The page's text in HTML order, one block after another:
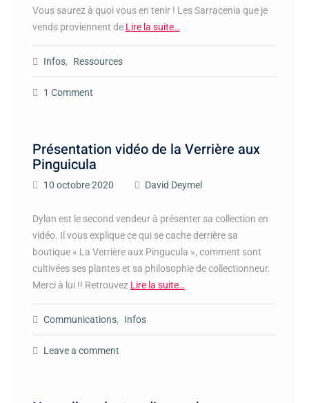
Vous saurez à quoi vous en tenir ! Les Sarracenia que je
vends proviennent de Lire la suite…
Infos, Ressources
1 Comment
Présentation vidéo de la Verrière aux
Pinguicula
10 octobre 2020 David Deymel
Dylan est le second vendeur à présenter sa collection en
vidéo. Il vous explique ce qui se cache derrière sa
boutique « La Verrière aux Pingucula », comment sont
cultivées ses plantes et sa philosophie de collectionneur.
Merci à lui !! Retrouvez Lire la suite…
Communications, Infos
Leave a comment